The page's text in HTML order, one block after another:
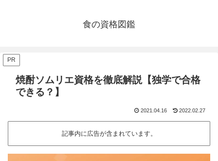
食の資格図鑑
PR
焼酎ソムリエ資格を徹底解説【独学で合格
できる？】
2021.04.16 2022.02.27
記事内に広告が含まれています。